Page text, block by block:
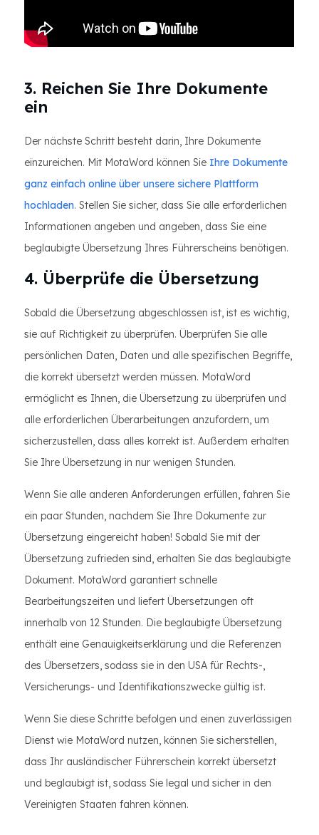
3. Reichen Sie Ihre Dokumente
ein
Der nächste Schritt besteht darin, Ihre Dokumente
einzureichen. Mit MotaWord können Sie Ihre Dokumente
ganz einfach online über unsere sichere Plattform
hochladen. Stellen Sie sicher, dass Sie alle erforderlichen
Informationen angeben und angeben, dass Sie eine
beglaubigte Übersetzung Ihres Führerscheins benötigen.
4. Überprüfe die Übersetzung
Sobald die Übersetzung abgeschlossen ist, ist es wichtig,
sie auf Richtigkeit zu überprüfen. Überprüfen Sie alle
persönlichen Daten, Daten und alle spezifischen Begriffe,
die korrekt übersetzt werden müssen. MotaWord
ermöglicht es Ihnen, die Übersetzung zu überprüfen und
alle erforderlichen Überarbeitungen anzufordern, um
sicherzustellen, dass alles korrekt ist. Außerdem erhalten
Sie Ihre Übersetzung in nur wenigen Stunden.
Wenn Sie alle anderen Anforderungen erfüllen, fahren Sie
ein paar Stunden, nachdem Sie Ihre Dokumente zur
Übersetzung eingereicht haben! Sobald Sie mit der
Übersetzung zufrieden sind, erhalten Sie das beglaubigte
Dokument. MotaWord garantiert schnelle
Bearbeitungszeiten und liefert Übersetzungen oft
innerhalb von 12 Stunden. Die beglaubigte Übersetzung
enthält eine Genauigkeitserklärung und die Referenzen
des Übersetzers, sodass sie in den USA für Rechts-,
Versicherungs- und Identifikationszwecke gültig ist.
Wenn Sie diese Schritte befolgen und einen zuverlässigen
Dienst wie MotaWord nutzen, können Sie sicherstellen,
dass Ihr ausländischer Führerschein korrekt übersetzt
und beglaubigt ist, sodass Sie legal und sicher in den
Vereinigten Staaten fahren können.